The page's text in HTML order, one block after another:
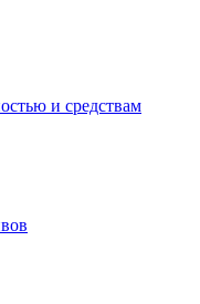
и средствам